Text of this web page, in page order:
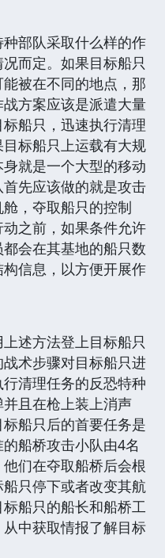
部队采取什么样的作
而定。如果目标船只
被在不同的地点，那
方案应该是派遣大量
船只，迅速执行清理
标船只上运载有大规
就是一个大型的移动
先应该做的就是攻击
，夺取船只的控制
之前，如果条件允许
会在其基地的船只数
信息，以方便开展作
述方法登上目标船只
术步骤对目标船只进
清理任务的反恐特种
且在枪上装上消声
船只后的首要任务是
船桥攻击小队由4名
们在夺取船桥后会根
只停下或者改变其航
船只的船长和船桥工
中获取情报了解目标